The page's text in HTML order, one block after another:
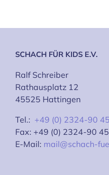
SCHACH FÜR KIDS E.V.
Ralf Schreiber
Rathausplatz 12
45525 Hattingen
Tel.: +49 (0) 2324-90
Fax: +49 (0) 2324-90
E-Mail: mail@schach-